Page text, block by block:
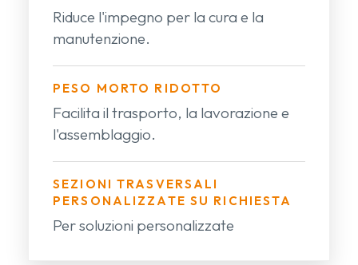
Riduce l'impegno per la cura e la
manutenzione.
PESO MORTO RIDOTTO
Facilita il trasporto, la lavorazione e
l'assemblaggio.
SEZIONI TRASVERSALI
PERSONALIZZATE SU RICHIESTA
Per soluzioni personalizzate